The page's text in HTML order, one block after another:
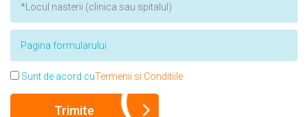
Sunt de acord cuTermenii si Conditiile